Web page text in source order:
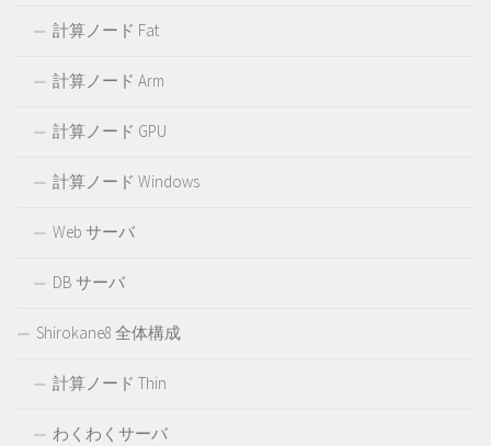
計算ノード Fat
計算ノード Arm
計算ノード GPU
計算ノード Windows
Web サーバ
DB サーバ
Shirokane8 全体構成
計算ノード Thin
わくわくサーバ